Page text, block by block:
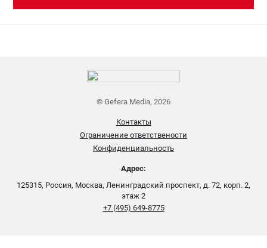
© Gefera Media, 2026
Контакты
Ограничение ответствености
Конфиденциальность
Адрес:
125315, Россия, Москва, Ленинградский проспект, д. 72, корп. 2,
этаж 2
+7 (495) 649-8775